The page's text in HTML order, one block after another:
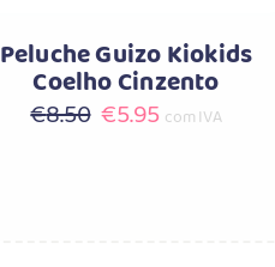
Peluche Guizo Kiokids
Coelho Cinzento
€8.50 O
€5.95O
com IVA